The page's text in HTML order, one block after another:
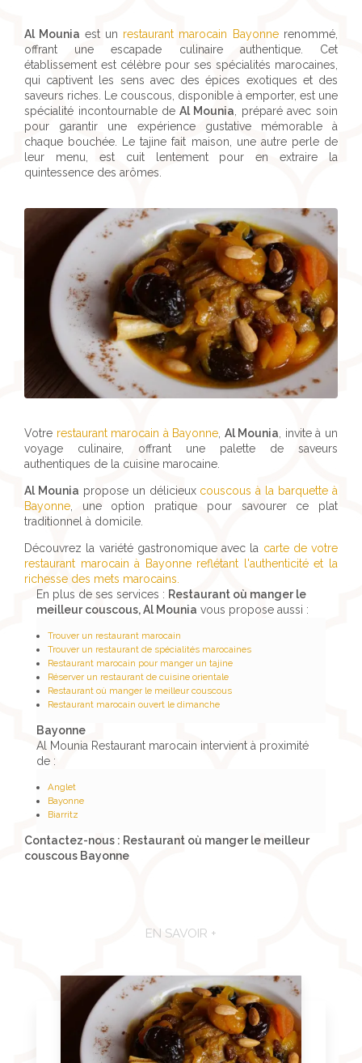
Al Mounia est un restaurant marocain Bayonnerenommé,
offrant une escapade culinaire authentique. Cet
établissement est célèbre pour ses spécialités marocaines,
qui captivent les sens avec des épices exotiques et des
saveurs riches. Le couscous, disponible à emporter, est une
spécialité incontournable de Al Mounia , préparé avec soin
pour garantir une expérience gustative mémorable à
chaque bouchée. Le tajine fait maison, une autre perle de
leur menu, est cuit lentement pour en extraire la
quintessence des arômes.
Votre restaurant marocain à Bayonne Al Mounia , invite à un
voyage culinaire, offrant une palette de saveurs
authentiques de la cuisine marocaine.
Al Mounia propose un délicieux couscous à la barquette à
Bayonne , une option pratique pour savourer ce plat
traditionnel à domicile.
Découvrez la variété gastronomique avec la carte de votre
restaurant marocain à Bayonne reflétant l'authenticité et la
richesse des mets marocains.
En plus de ses services : Restaurant où manger le
meilleur couscous, Al Mounia vous propose aussi :
Trouver un restaurant marocain
Trouver un restaurant de spécialités marocaines
Restaurant marocain pour manger un tajine
Réserver un restaurant de cuisine orientale
Restaurant où manger le meilleur couscous
Restaurant marocain ouvert le dimanche
Bayonne
Al Mounia Restaurant marocain intervient à proximité
de :
Anglet
Bayonne
Biarritz
Contactez-nous : Restaurant où manger le meilleur
couscous Bayonne
EN SAVOIR +